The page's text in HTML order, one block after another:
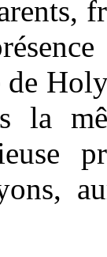
de
la